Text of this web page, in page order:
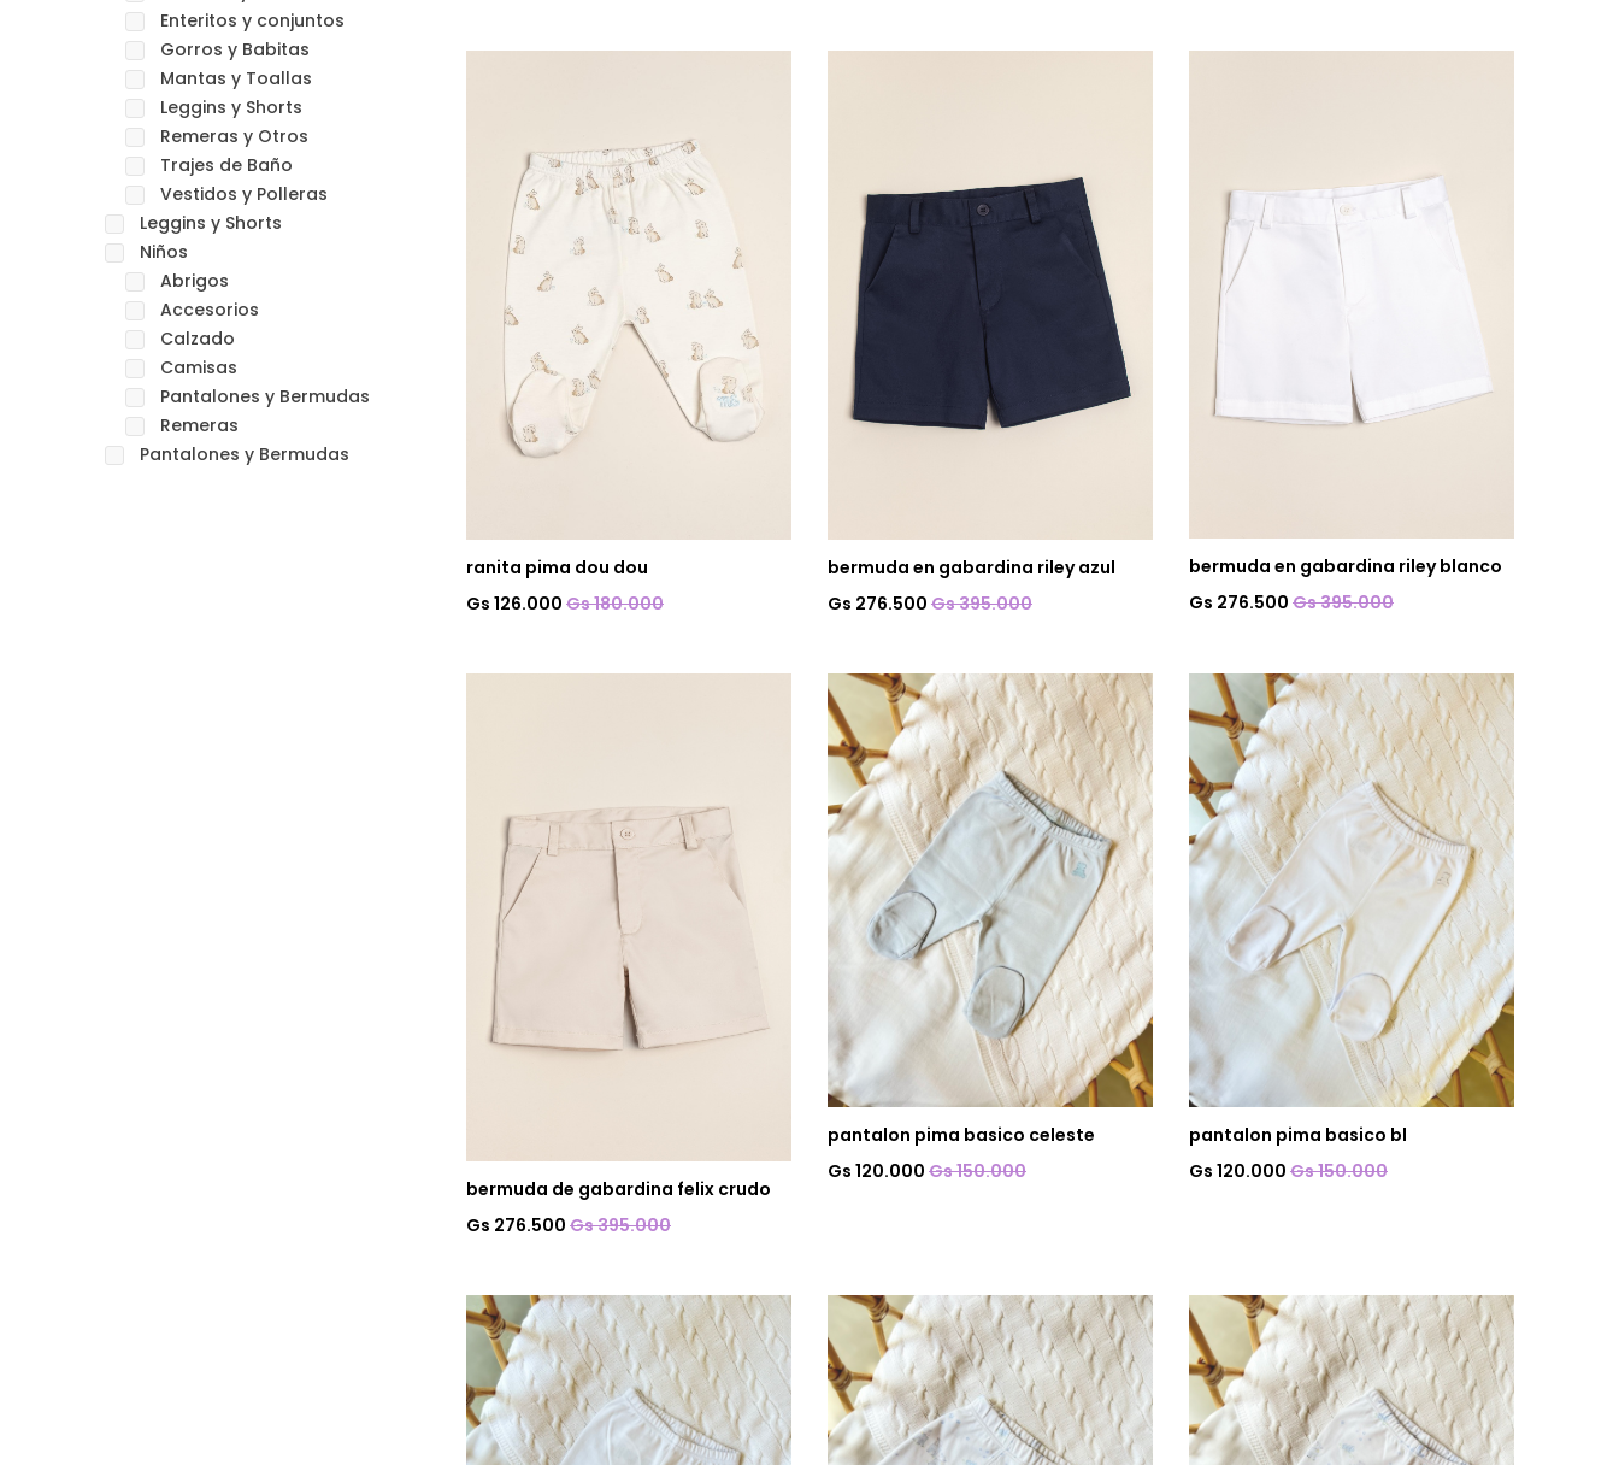
Enteritos y conjuntos
Gorros y Babitas
Mantas y Toallas
Leggins y Shorts
Remeras y Otros
Trajes de Baño
Vestidos y Polleras
Leggins y Shorts
Niños
Abrigos
Accesorios
Calzado
Camisas
Pantalones y Bermudas
Remeras
Pantalones y Bermudas
ranita pima dou dou
Gs 126.000 Gs 180.000
bermuda en gabardina riley azul
Gs 276.500 Gs 395.000
bermuda en gabardina riley blanco
Gs 276.500 Gs 395.000
bermuda de gabardina felix crudo
Gs 276.500 Gs 395.000
pantalon pima basico celeste
Gs 120.000 Gs 150.000
pantalon pima basico bl
Gs 120.000 Gs 150.000